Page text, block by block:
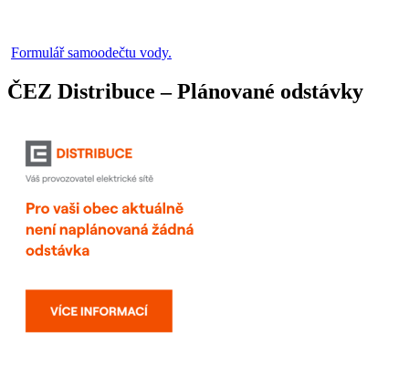
Formulář samoodečtu vody.
ČEZ Distribuce – Plánované odstávky